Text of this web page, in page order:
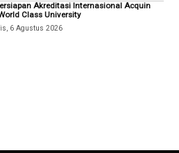
Akreditasi Internasional Acquin
Class University
6 Agustus 2026